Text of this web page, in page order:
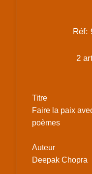
Réf:
2
Titre
Faire la paix
poèmes
Auteur
Deepak Chopra